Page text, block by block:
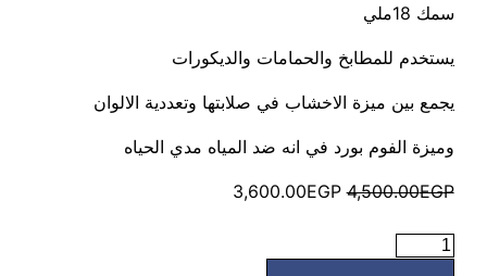
سمك 18ملي
يستخدم للمطابخ والحمامات والديكورات
يجمع بين ميزة الاخشاب في صلابتها وتعددية الالوان
وميزة الفوم بورد في انه ضد المياه مدي الحياه
4,500.00EGP
السعر3,600.00EGP
كمية